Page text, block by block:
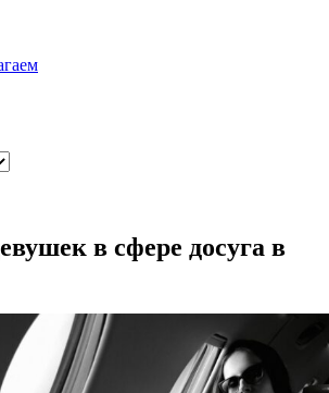
в сфере досуга в